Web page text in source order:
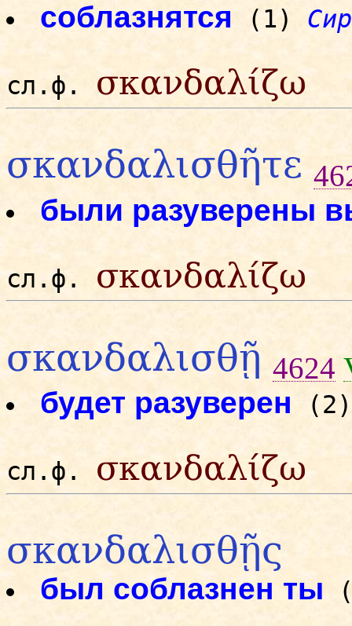
соблазнятся (1)
сл.ф. σκανδαλίζω
σκανδαλισθῆτε
были разуверены
сл.ф. σκανδαλίζω
σκανδαλισθῇ 4624
будет разуверен
сл.ф. σκανδαλίζω
σκανδαλισθῇς
был соблазнен ты